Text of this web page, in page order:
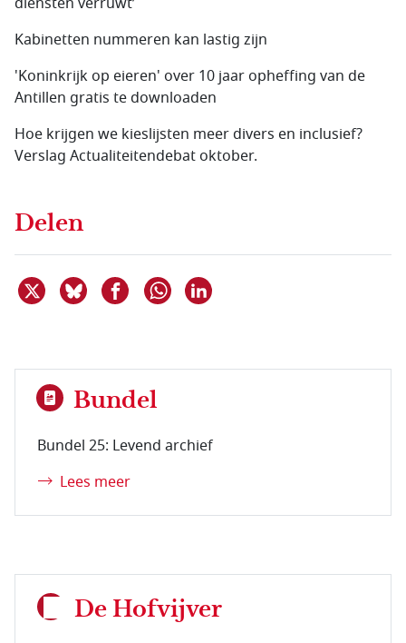
Kabinetten nummeren kan lastig zijn
'Koninkrijk op eieren' over 10 jaar opheffing van de
Antillen gratis te downloaden
Hoe krijgen we kieslijsten meer divers en inclusief?
Verslag Actualiteitendebat oktober.
Delen
Deel dit item op X
Deel dit item op Bluesky
Deel dit item op Facebook
Delen via WhatsApp
Bundel
Bundel 25: Levend archief
Lees meer
De Hofvijver